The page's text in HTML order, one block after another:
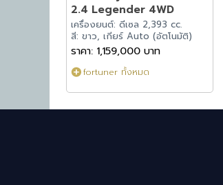
2.4 Legender 4WD
เครื่องยนต์: ดีเซล 2,393 cc.
สี: ขาว, เกียร์ Auto (อัตโนมัติ)
ราคา: 1,159,000 บาท
fortuner ทั้งหมด